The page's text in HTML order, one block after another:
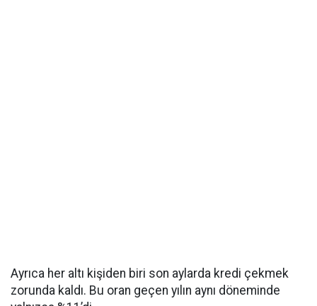
Ayrıca her altı kişiden biri son aylarda kredi çekmek
zorunda kaldı. Bu oran geçen yılın aynı döneminde